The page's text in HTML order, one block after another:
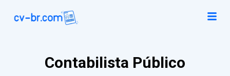
Contabilista Público